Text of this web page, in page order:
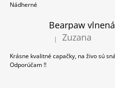
Nádherné
Hodnotenie produktu je
| Zuzana
Krásne kvalitné capačky, na živo sú
Odporúčam !!